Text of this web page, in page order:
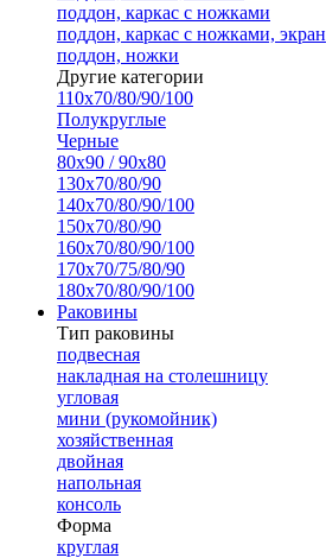
поддон, каркас с ножками
поддон, каркас с ножками, экран
поддон, ножки
Другие категории
110х70/80/90/100
Полукруглые
Черные
80х90 / 90х80
130х70/80/90
140х70/80/90/100
150х70/80/90
160х70/80/90/100
170х70/75/80/90
180х70/80/90/100
Раковины
Тип раковины
подвесная
накладная на столешницу
угловая
мини (рукомойник)
хозяйственная
двойная
напольная
консоль
Форма
круглая